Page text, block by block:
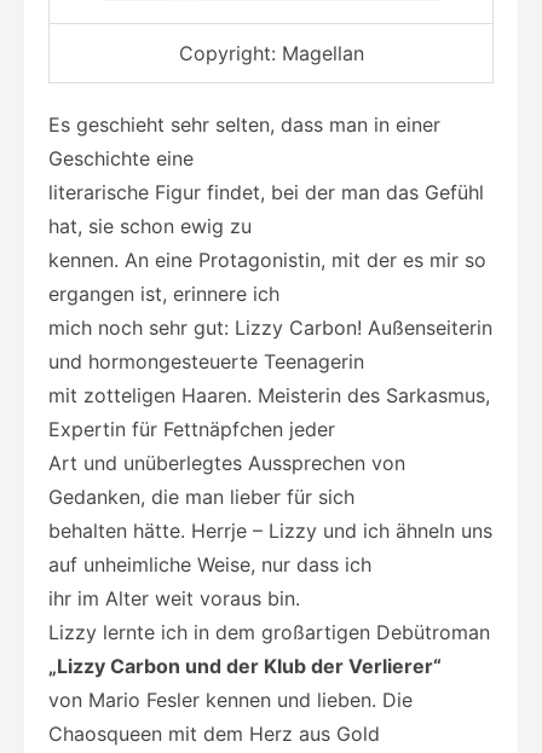
Copyright: Magellan
Es geschieht sehr selten, dass man in einer
Geschichte eine
literarische Figur findet, bei der man das Gefühl
hat, sie schon ewig zu
kennen. An eine Protagonistin, mit der es mir so
ergangen ist, erinnere ich
mich noch sehr gut: Lizzy Carbon! Außenseiterin
und hormongesteuerte Teenagerin
mit zotteligen Haaren. Meisterin des Sarkasmus,
Expertin für Fettnäpfchen jeder
Art und unüberlegtes Aussprechen von
Gedanken, die man lieber für sich
behalten hätte. Herrje – Lizzy und ich ähneln uns
auf unheimliche Weise, nur dass ich
ihr im Alter weit voraus bin.
Lizzy lernte ich in dem großartigen Debütroman
„Lizzy Carbon und der Klub der Verlierer“
von Mario Fesler kennen und lieben. Die
Chaosqueen mit dem Herz aus Gold